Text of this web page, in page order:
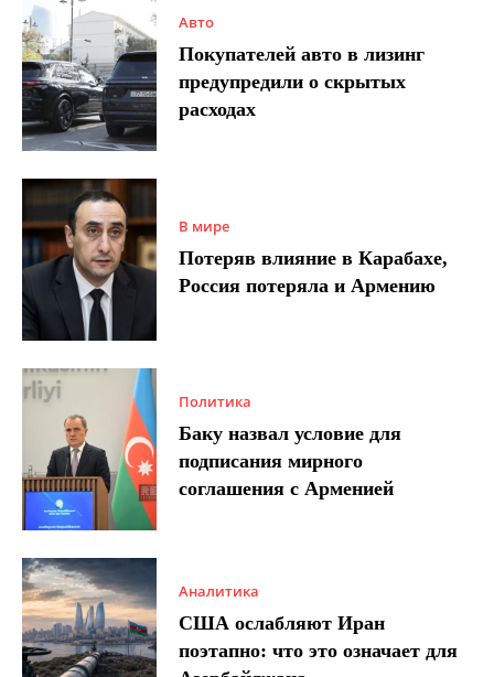
Авто
Покупателей авто в лизинг
предупредили о скрытых
расходах
В мире
Потеряв влияние в Карабахе,
Россия потеряла и Армению
Политика
Баку назвал условие для
подписания мирного
соглашения с Арменией
Аналитика
США ослабляют Иран
поэтапно: что это означает для